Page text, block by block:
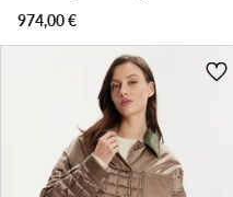
974,00€